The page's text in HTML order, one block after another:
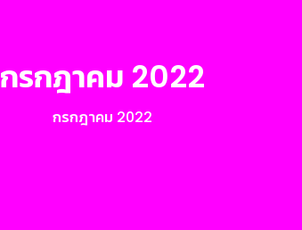
กรกฎาคม 2022
กรกฎาคม 2022